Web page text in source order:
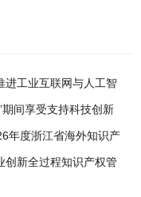
进工业互联网与人工智
期间享受支持科技创新
施办法》的通知
年度浙江省海外知识产
通知
创新全过程知识产权管